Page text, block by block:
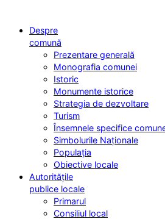
Despre
comună
Prezentare generală
Monografia comunei
Istoric
Monumente istorice
Strategia de dezvoltare
Turism
Însemnele specifice
Simbolurile Naționale
Populația
Obiective locale
Autoritățile
publice locale
Primarul
Consiliul local